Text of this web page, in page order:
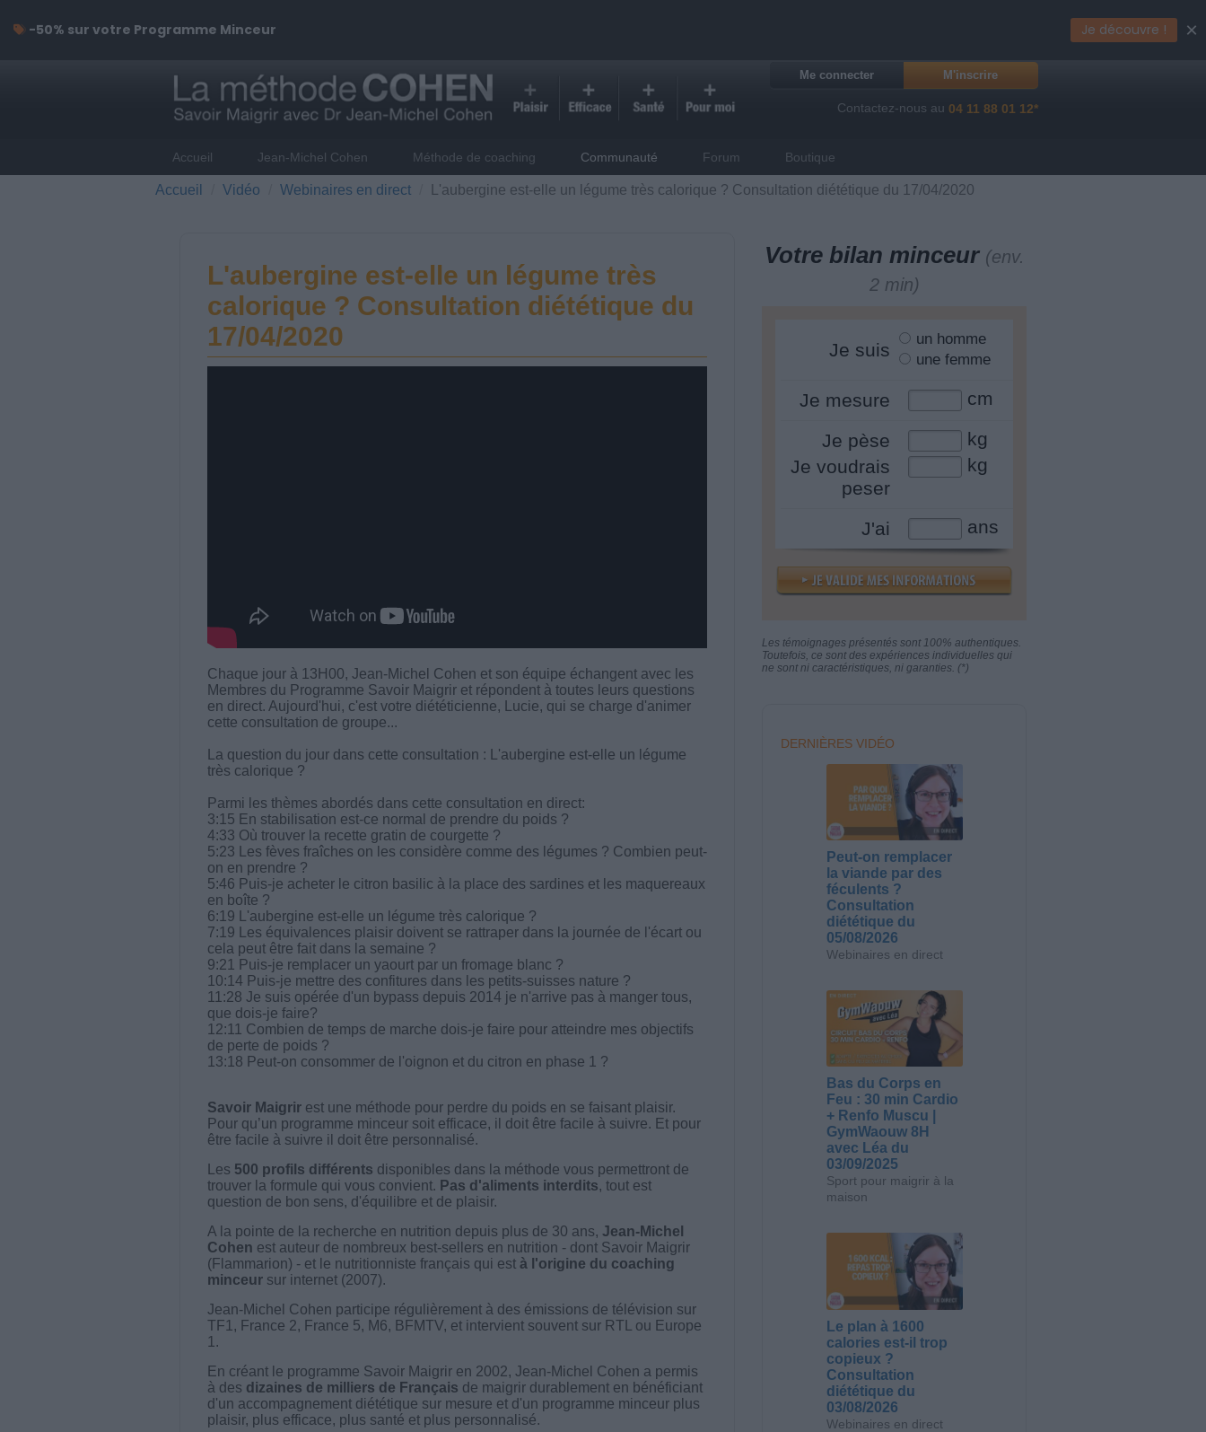
Me connecter M'inscrire
Contactez-nous au 04 11 88 01 12*
Accueil Jean-Michel Cohen Méthode de coaching Communauté Forum Boutique
Accueil Vidéo Webinaires en direct L'aubergine est-elle un légume très calorique ? Consultation diététique du 17/04/2020
L'aubergine est-elle un légume très
calorique ? Consultation diététique du
17/04/2020
Chaque jour à 13H00, Jean-Michel Cohen et son équipe échangent avec les
Membres du Programme Savoir Maigrir et répondent à toutes leurs questions
en direct. Aujourd'hui, c'est votre diététicienne, Lucie, qui se charge d'animer
cette consultation de groupe...
La question du jour dans cette consultation : L'aubergine est-elle un légume
très calorique ?
Parmi les thèmes abordés dans cette consultation en direct:
3:15 En stabilisation est-ce normal de prendre du poids ?
4:33 Où trouver la recette gratin de courgette ?
5:23 Les fèves fraîches on les considère comme des légumes ? Combien peut-
on en prendre ?
5:46 Puis-je acheter le citron basilic à la place des sardines et les maquereaux
en boîte ?
6:19 L'aubergine est-elle un légume très calorique ?
7:19 Les équivalences plaisir doivent se rattraper dans la journée de l'écart ou
cela peut être fait dans la semaine ?
9:21 Puis-je remplacer un yaourt par un fromage blanc ?
10:14 Puis-je mettre des confitures dans les petits-suisses nature ?
11:28 Je suis opérée d'un bypass depuis 2014 je n'arrive pas à manger tous,
que dois-je faire?
12:11 Combien de temps de marche dois-je faire pour atteindre mes objectifs
de perte de poids ?
13:18 Peut-on consommer de l'oignon et du citron en phase 1 ?
Savoir Maigrirest une méthode pour perdre du poids en se faisant plaisir.
Pour qu’un programme minceur soit efficace, il doit être facile à suivre. Et pour
être facile à suivre il doit être personnalisé.
Les 500 profils différents disponibles dans la méthode vous permettront de
trouver la formule qui vous convient. Pas d'aliments interdits, tout est
question de bon sens, d'équilibre et de plaisir.
A la pointe de la recherche en nutrition depuis plus de 30 ans, Jean-Michel
Cohen est auteur de nombreux best-sellers en nutrition - dont Savoir Maigrir
(Flammarion) - et le nutritionniste français qui est à l'origine du coaching
minceursur internet (2007).
Jean-Michel Cohen participe régulièrement à des émissions de télévision sur
TF1, France 2, France 5, M6, BFMTV, et intervient souvent sur RTL ou Europe
1.
En créant le programme Savoir Maigrir en 2002, Jean-Michel Cohen a permis
à des dizaines de milliers de Français de maigrir durablement en bénéficiant
d'un accompagnement diététique sur mesure et d'un programme minceur plus
plaisir, plus efficace, plus santé et plus personnalisé.
Votre bilan minceur (env.
2 min)
Je suis
un homme
une femme
Je mesure cm
Je pèse
kg
Je voudrais
peser
kg
J'ai ans
Les témoignages présentés sont 100% authentiques.
Toutefois, ce sont des expériences individuelles qui
ne sont ni caractéristiques, ni garanties. (*)
DERNIÈRES VIDÉO
Peut-on remplacer
la viande par des
féculents ?
Consultation
diététique du
05/08/2026
Webinaires en direct
Bas du Corps en
Feu : 30 min Cardio
+ Renfo Muscu |
GymWaouw 8H
avec Léa du
03/09/2025
Sport pour maigrir à la
maison
Le plan à 1600
calories est-il trop
copieux ?
Consultation
diététique du
03/08/2026
Webinaires en direct
-50% sur votre Programme Minceur Je découvre ! ×